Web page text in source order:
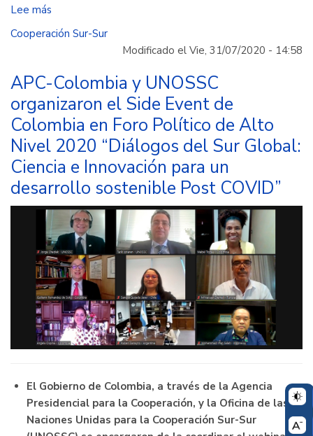
Lee más
APC-
el
Ministerio
de
Educación
realizaron
el
conversatorio
virtual
“Aprender
Digital
y
otros
medios
educativos”
Cooperación Sur-Sur
Modificado el Vie, 31/07/2020 - 14:58
APC-Colombia y UNOSSC
organizaron el Side Event de
Colombia en Foro Político de Alto
Nivel 2020 “Diálogos del Sur Global:
Ciencia e Innovación para un
desarrollo sostenible Post COVID”
El Gobierno de Colombia, a través de la Agencia
Presidencial para la Cooperación, y la Oficina de las
Naciones Unidas para la Cooperación Sur-Sur